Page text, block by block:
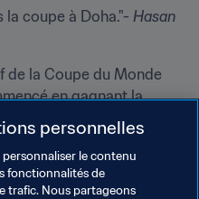
coupe à Doha."- Hasan
de la Coupe du Monde
en gagnant la
est quelque chose de
pour nous et
en 2022." - Almoez
personnelles
le contenu
fonctionnalités de
trafic. Nous partageons